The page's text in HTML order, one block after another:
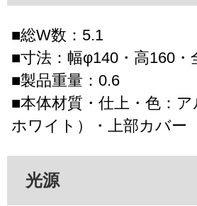
■総W数：5.1
■寸法：幅φ140・高160
■製品重量：0.6
■本体材質・仕上・色：
ホワイト）・上部カバー
光源